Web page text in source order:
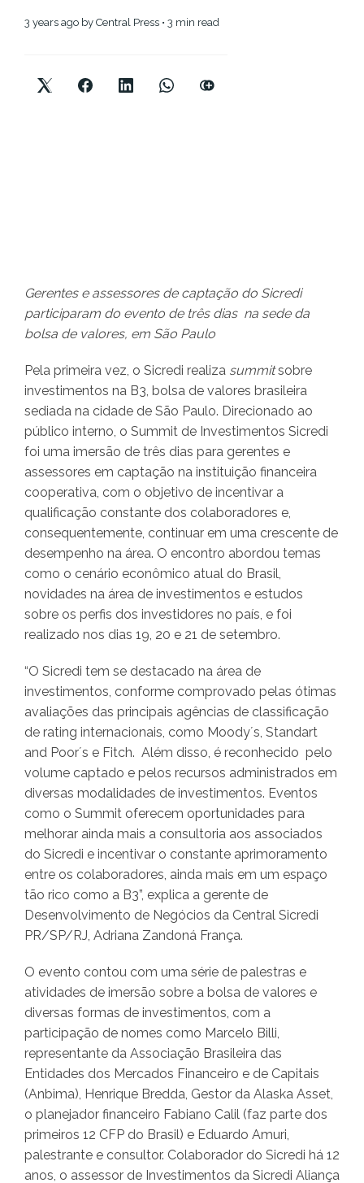
3 years ago by Central Press • 3 min read
Gerentes e assessores de captação do Sicredi
participaram do evento de três dias na sede da
bolsa de valores, em São Paulo
Pela primeira vez, o Sicredi realiza summitsobre
investimentos na B3, bolsa de valores brasileira
sediada na cidade de São Paulo. Direcionado ao
público interno, o Summit de Investimentos Sicredi
foi uma imersão de três dias para gerentes e
assessores em captação na instituição financeira
cooperativa, com o objetivo de incentivar a
qualificação constante dos colaboradores e,
consequentemente, continuar em uma crescente de
desempenho na área. O encontro abordou temas
como o cenário econômico atual do Brasil,
novidades na área de investimentos e estudos
sobre os perfis dos investidores no país, e foi
realizado nos dias 19, 20 e 21 de setembro.
“O Sicredi tem se destacado na área de
investimentos, conforme comprovado pelas ótimas
avaliações das principais agências de classificação
de rating internacionais, como Moody´s, Standart
and Poor´s e Fitch. Além disso, é reconhecido pelo
volume captado e pelos recursos administrados em
diversas modalidades de investimentos. Eventos
como o Summit oferecem oportunidades para
melhorar ainda mais a consultoria aos associados
do Sicredi e incentivar o constante aprimoramento
entre os colaboradores, ainda mais em um espaço
tão rico como a B3”, explica a gerente de
Desenvolvimento de Negócios da Central Sicredi
PR/SP/RJ, Adriana Zandoná França.
O evento contou com uma série de palestras e
atividades de imersão sobre a bolsa de valores e
diversas formas de investimentos, com a
participação de nomes como Marcelo Billi,
representante da Associação Brasileira das
Entidades dos Mercados Financeiro e de Capitais
(Anbima), Henrique Bredda, Gestor da Alaska Asset,
o planejador financeiro Fabiano Calil (faz parte dos
primeiros 12 CFP do Brasil) e Eduardo Amuri,
palestrante e consultor. Colaborador do Sicredi há 12
anos, o assessor de Investimentos da Sicredi Aliança